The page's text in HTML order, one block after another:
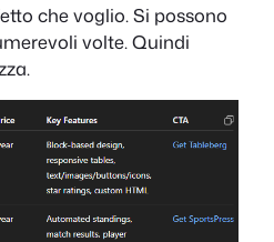
che voglio. Si possono
volte. Quindi